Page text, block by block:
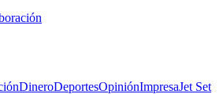
DineroDeportesOpiniónImpresaJet Set